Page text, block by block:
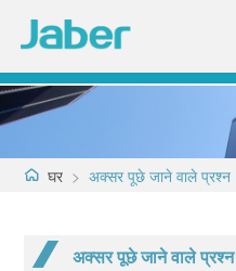
घर > अक्सर पूछे जाने वाले प्रश्न
अक्सर पूछे जाने वाले प्रश्न